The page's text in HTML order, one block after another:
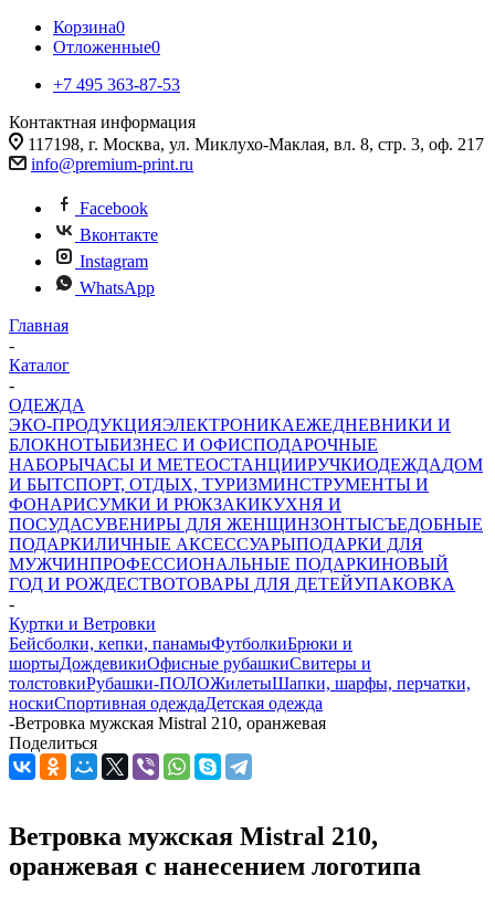
Корзина0
Отложенные0
+7 495 363-87-53
Контактная информация
117198, г. Москва, ул. Миклухо-Маклая, вл. 8, стр. 3, оф. 217
info@premium-print.ru
Facebook
Вконтакте
Instagram
WhatsApp
Главная
-
Каталог
-
ОДЕЖДА
ЭКО-ПРОДУКЦИЯЭЛЕКТРОНИКАЕЖЕДНЕВНИКИ И
БЛОКНОТЫБИЗНЕС И ОФИСПОДАРОЧНЫЕ
НАБОРЫЧАСЫ И МЕТЕОСТАНЦИИРУЧКИОДЕЖДАДОМ
И БЫТСПОРТ, ОТДЫХ, ТУРИЗМИНСТРУМЕНТЫ И
ФОНАРИСУМКИ И РЮКЗАКИКУХНЯ И
ПОСУДАСУВЕНИРЫ ДЛЯ ЖЕНЩИНЗОНТЫСЪЕДОБНЫЕ
ПОДАРКИЛИЧНЫЕ АКСЕССУАРЫПОДАРКИ ДЛЯ
МУЖЧИНПРОФЕССИОНАЛЬНЫЕ ПОДАРКИНОВЫЙ
ГОД И РОЖДЕСТВОТОВАРЫ ДЛЯ ДЕТЕЙУПАКОВКА
-
Куртки и Ветровки
Бейсболки, кепки, панамыФутболкиБрюки и
шортыДождевикиОфисные рубашкиСвитеры и
толстовкиРубашки-ПОЛОЖилетыШапки, шарфы, перчатки,
носкиСпортивная одеждаДетская одежда
-Ветровка мужская Mistral 210, оранжевая
Поделиться
Ветровка мужская Mistral 210,
оранжевая с нанесением логотипа